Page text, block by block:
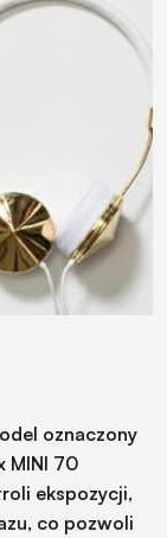
oznaczony
MINI 70
ekspozycji,
co pozwoli